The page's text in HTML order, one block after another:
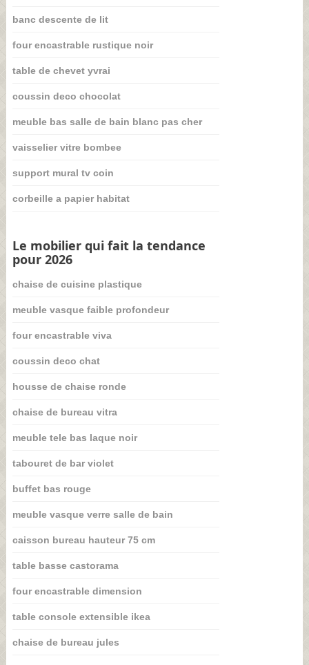
banc descente de lit
four encastrable rustique noir
table de chevet yvrai
coussin deco chocolat
meuble bas salle de bain blanc pas cher
vaisselier vitre bombee
support mural tv coin
corbeille a papier habitat
Le mobilier qui fait la tendance
pour 2026
chaise de cuisine plastique
meuble vasque faible profondeur
four encastrable viva
coussin deco chat
housse de chaise ronde
chaise de bureau vitra
meuble tele bas laque noir
tabouret de bar violet
buffet bas rouge
meuble vasque verre salle de bain
caisson bureau hauteur 75 cm
table basse castorama
four encastrable dimension
table console extensible ikea
chaise de bureau jules